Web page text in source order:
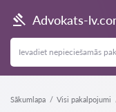
Advokats-
Sākumlapa Visi pakalpojumi